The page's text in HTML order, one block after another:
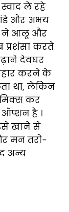
ले रहे
और अभय
ने आलू और
करते
देवघर
करने के
था, लेकिन
कर
है ।
खाने से
मन तरो-
अन्य